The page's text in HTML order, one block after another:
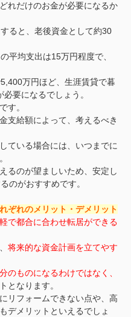
れだけのお金が必要になるか
ると、老後資金として約30
平均支出は15万円程度で、
万円ほど、生涯賃貸で暮
要になるでしょう。
す。
支給額によって、考えるべき
ている場合には、いつまでに
るのが望ましいため、安定し
のがおすすめです。
ぞれのメリット・デメリット
で都合に合わせ転居ができる
将来的な資金計画を立てやす
のものになるわけではなく、
となります。
リフォームできない点や、高
デメリットといえるでしょ